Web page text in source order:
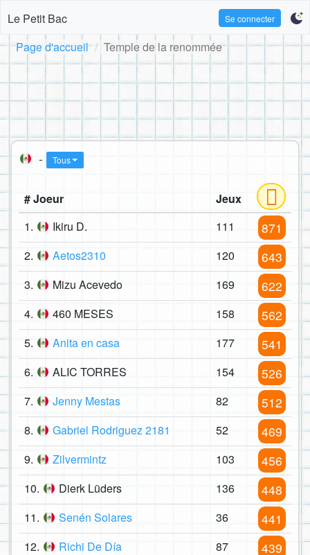
Le Petit Bac Se connecter
Page d'accueil Temple de la renommée
- Tous
# Joeur
Jeux
1.
Ikiru D. 111 871
2. Aetos2310 120 643
3. Mizu Acevedo 169 622
4. 460 MESES 158 562
5. Anita en casa 177 541
6. ALIC TORRES 154 526
7. Jenny Mestas 82 512
8. Gabriel Rodriguez 2181 52 469
9. Zilvermintz 103 456
10. Dierk Lüders 136 448
11. Senén Solares 36 441
12. Richi De Día 87 439